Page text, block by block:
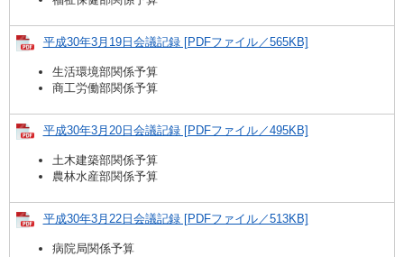
平成30年3月19日会議記録 [PDFファイル／565KB]
生活環境部関係予算
商工労働部関係予算
平成30年3月20日会議記録 [PDFファイル／495KB]
土木建築部関係予算
農林水産部関係予算
平成30年3月22日会議記録 [PDFファイル／513KB]
病院局関係予算